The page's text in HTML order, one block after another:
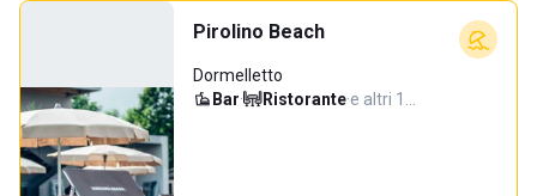
Pirolino Beach
Dormelletto
Bar· Ristorante·e altri 1…